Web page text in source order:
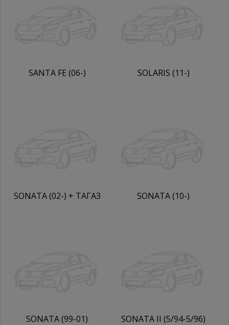
SANTA FE (06-) SOLARIS (11-)
SONATA (02-) + ТАГАЗ SONATA (10-)
SONATA (99-01) SONATA II (5/94-5/96)